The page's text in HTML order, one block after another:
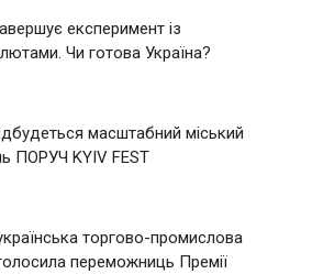
експеримент із
Чи готова Україна?
масштабний міський
ПОРУЧ KYIV FEST
торгово-промислова
переможниць Премії